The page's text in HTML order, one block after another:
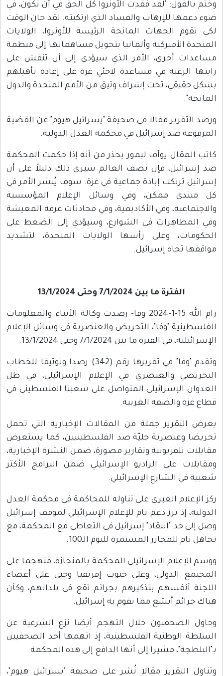
وختم بالقول: "لقد فقدت الأونروا كل الحق في أن تكون، في
ضوء دعمها للإرهاب والفساد الذي ارتكبته. لقد حان الوقت
لكي تقوم الجهات المانحة الرئيسة للأونروا، الولايات
المتحدة الأميركية وألمانيا بتحويل مساهماتها إلى منظمة
مساعدات أخرى، الأمر الذي سيؤدي إلى أن تنقش على
رايتها الرغبة في مساعدة لاجئي غزة على إعادة تأهيلهم
بشكل حقيقي، تحت إشراف وثيق من الأمم المتحدة والدول
المانحة".
ورصد التقرير مقالا في صحيفة "يسرائيل هيوم" عن القضية
المرفوعة ضد إسرائيل في محكمة العدل الدولية.
كاتب المقال يوآف ليمور يحذر من أنه إذا حكمت المحكمة
ضد إسرائيل، فإن نصف العالم سيرى ذلك دليلاً على أن
إسرائيل ترتكب إبادة جماعية في غزة. سوف يُنشر الأمر في
كل منتدى ممكن، وفي وسائل الإعلام المؤسسية
والاجتماعية، وفي الأكاديمية، وفي محادثات غرفة المعيشة
وفي المظاهرات في الشوارع، وسيؤدي إلى الضغط على
الحكومات، وعلى رأسها الولايات المتحدة، لتشديد
مواقفها تجاه إسرائيل.
الفترة ما بين 7/1/2024 وحتى 13/1/2024
رام الله 15-1-2024 وفا- رصدت وكالة الأنباء والمعلومات
الفلسطينية "وفا"، التحريض والعنصرية في وسائل الإعلام
الإسرائيلية، في الفترة ما بين 7/1/2024 وحتى 13/1/2024.
وتقدم "وفا" في تقريرها رقم (342) رصدا وتوثيقا للخطاب
التحريضي والعنصري في الإعلام الإسرائيلي، في ظل
العدوان الإسرائيلي المتواصل على شعبنا الفلسطيني في
قطاع غزة والضفة الغربية.
يعرض التقرير جملة من المقالات الإخبارية التي تحمل
تحريضا وعنصرية جليّة ضد الفلسطينيين، كما يستعرض
مقابلات تلفزيونية وتقارير مصورة، ضمن النشرة الإخبارية،
ومقابلات على الراديو الإسرائيلي ضمن البرامج الأكثر
شعبية في الشارع الإسرائيلي.
ركز الإعلام العبري على تناوله للمحاكمة في محكمة العدل
الدولية، إذ برز دعم تام للإعلام الإسرائيلي لموقف إسرائيل
وصل إلى حد "انتقاد" إسرائيل في التعاطي مع المحكمة، مع
تجاهل تام للمجازر المستمرة لليوم الـ100.
ووسم الإعلام الإسرائيلي المحكمة بالمنحازة، متهجما على
المجتمع الدولي، وعلى جنوب إفريقيا وحتى على أعضاء
اللجنة أنفسهم بتذكيرهم بجرائم تقع في بلدانهم، وكأن
هناك جرائم أبشع مما تقوم به إسرائيل.
وحاول الصحفيون خلال التهجم أيضا نزع الشرعية عن
السلطة الوطنية الفلسطينية، إذ اتهمها أحد الصحفيين
بـ"البلطجة"، مشيرا إلى أنها الدافع إلى هذه المحكمة.
وتناول التقرير مقالا نُشر على صحيفة "يسرائيل هيوم"،